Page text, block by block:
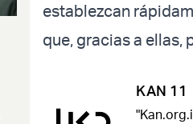
establezcan
que, gracias a ellas,
KAN 11